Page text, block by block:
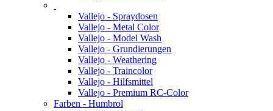
Vallejo - Spraydosen
Vallejo - Metal Color
Vallejo - Model Wash
Vallejo - Grundierungen
Vallejo - Weathering
Vallejo - Traincolor
Vallejo - Hilfsmittel
Vallejo - Premium RC-Color
Farben - Humbrol